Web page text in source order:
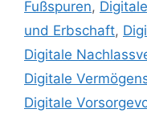
Fußspuren,
und Erbschaft,
Digitale
Digitale
Digitale